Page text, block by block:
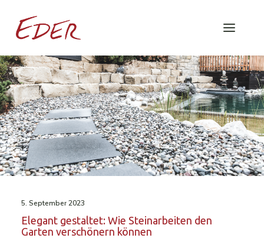
5. September 2023
Elegant gestaltet: Wie Steinarbeiten den
Garten verschönern können